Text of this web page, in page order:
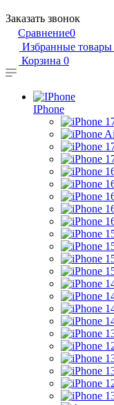
Заказать звонок
Сравнение0
Избранные товары
Корзина 0
IPhone